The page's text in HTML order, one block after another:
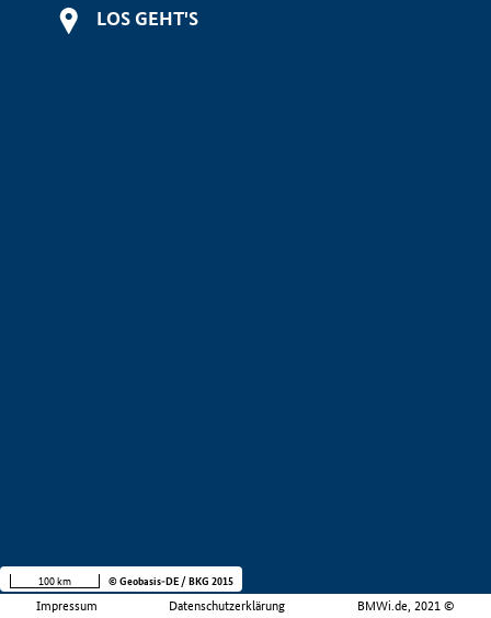
LOS GEHT'S
Impressum Datenschutzerklärung BMWi.de, 2021 ©
100 km © Geobasis-DE / BKG 2015